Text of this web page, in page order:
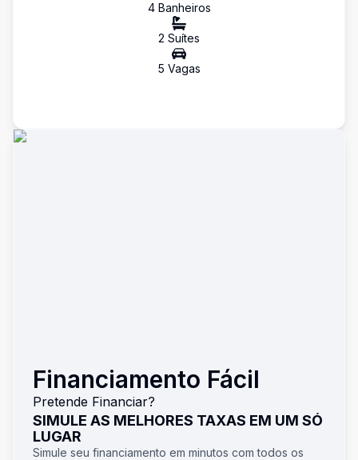
4Banheiros
2 Suítes
5 Vagas
Financiamento Fácil
Pretende Financiar?
SIMULE AS MELHORES TAXAS EM UM SÓ
LUGAR
Simule seu financiamento em minutos com todos os